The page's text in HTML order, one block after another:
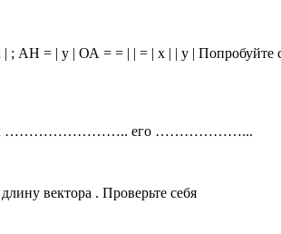
= | у | ОА = = | | = | х | | у | Попробуйте
суммы …………………….. его ………………...
вектора . Проверьте себя